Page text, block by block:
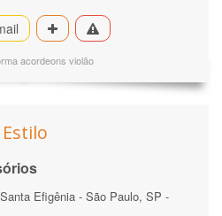
acordeons violão
Estilo
Efigênia - São Paulo, SP -